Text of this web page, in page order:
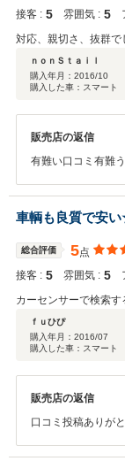
接客 : 5 雰囲気 : 5
対応、親切さ、抜群
ｎｏｎＳｔａｉｌ
購入年月： 2016/10
購入した車：スマー
販売店の返信
有難い口コミ有難
車輌も良質で安
総合評価 5点
接客 : 5 雰囲気 : 5
カーセンサーで検索
ｆｕひぴ
購入年月： 2016/07
購入した車：スマー
販売店の返信
口コミ投稿ありが